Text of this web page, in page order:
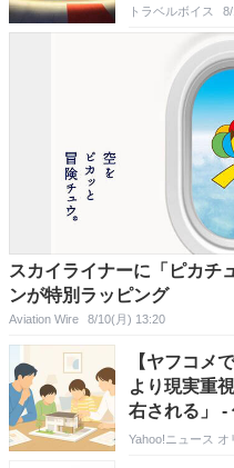
トラベルボイス
スカイライナーに「ピカチ
ンが特別ラッピング
Aviation Wire 8/10(月) 13:20
【ヤフコメ
より現実重
右される」 -
注目集まる
Yahoo!ニュース オ